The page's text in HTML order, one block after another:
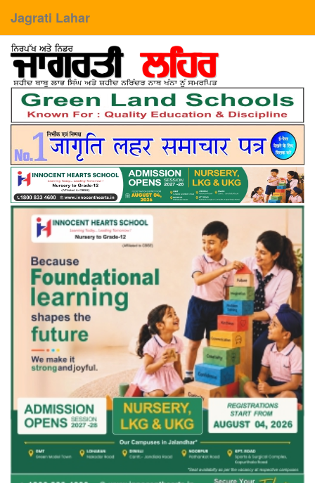
Jagrati Lahar